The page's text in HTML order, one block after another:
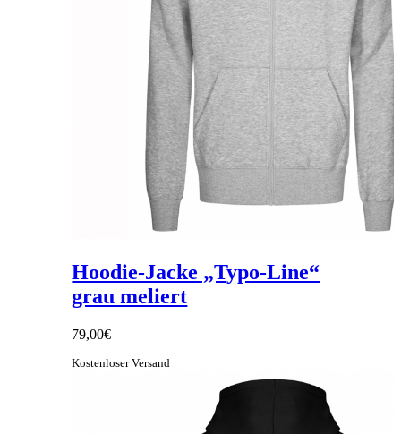
Hoodie-Jacke „Typo-Line“
grau meliert
79,00€
Kostenloser Versand